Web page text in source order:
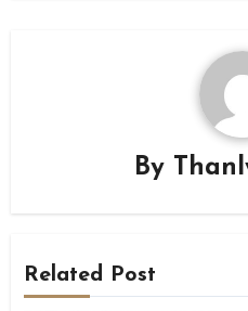
By
Related Post